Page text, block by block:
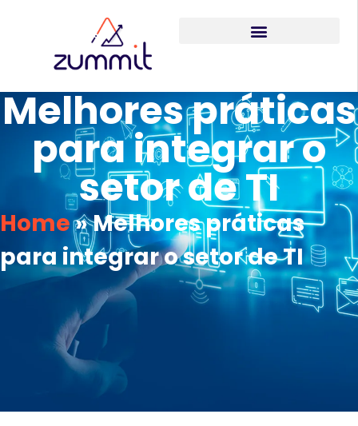
Melhores práticas
para integrar o
setor de TI
Home»Melhores práticas
para integrar o setor de TI